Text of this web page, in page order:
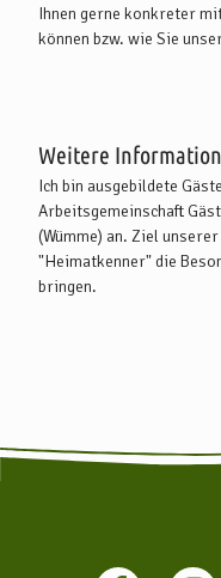
Ihnen gerne konkreter
können bzw. wie Sie
Mit dem PKW:
Die Kreisstadt Rotenburg
oder Hamburg kommend
sowie B 75 (Ausfahrt
anreisen, folgen Sie der
Sie die B 215 in Richtung
Verden und Rotenburg
www.bahn.de.
Weitere
Ich bin ausgebildete
Arbeitsgemeinschaft
(Wümme) an. Ziel
"Heimatkenner" die
bringen.